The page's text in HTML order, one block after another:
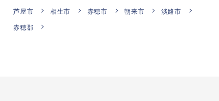
芦屋市
相生市 赤穂市 朝来市
淡路市
赤穂郡